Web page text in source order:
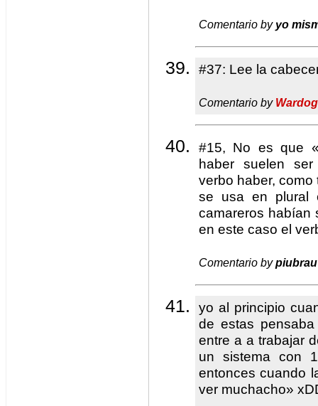
Comentario by yo
#37: Lee la
Comentario by Wardog
#15, No es que
haber suelen
verbo haber, como
se usa en plural
camareros habían
en este caso el
Comentario bypiubrau
yo al principio
de estas
entre a a trabajar
un sistema con
entonces cuando
ver muchacho»